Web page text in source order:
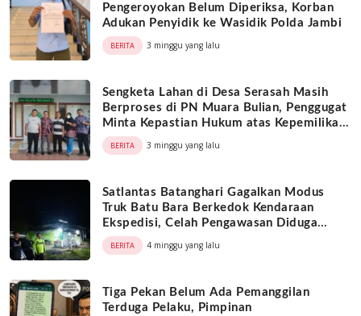
Pengeroyokan Belum Diperiksa, Korban
Adukan Penyidik ke Wasidik Polda Jambi
BERITA 3 minggu yang lalu
Sengketa Lahan di Desa Serasah Masih
Berproses di PN Muara Bulian, Penggugat
Minta Kepastian Hukum atas Kepemilikan
Objek Tanah
BERITA 3 minggu yang lalu
Satlantas Batanghari Gagalkan Modus
Truk Batu Bara Berkedok Kendaraan
Ekspedisi, Celah Pengawasan Diduga
Dimanfaatkan Oknum
BERITA 4 minggu yang lalu
Tiga Pekan Belum Ada Pemanggilan
Terduga Pelaku, Pimpinan